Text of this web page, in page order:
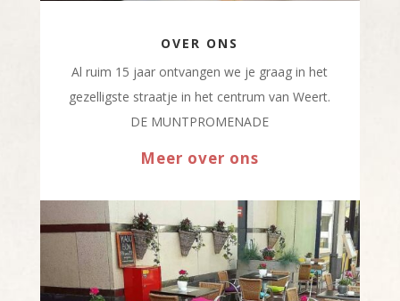
OVER ONS
Al ruim 15 jaar ontvangen we je graag in het
gezelligste straatje in het centrum van Weert.
DE MUNTPROMENADE
Meer over ons